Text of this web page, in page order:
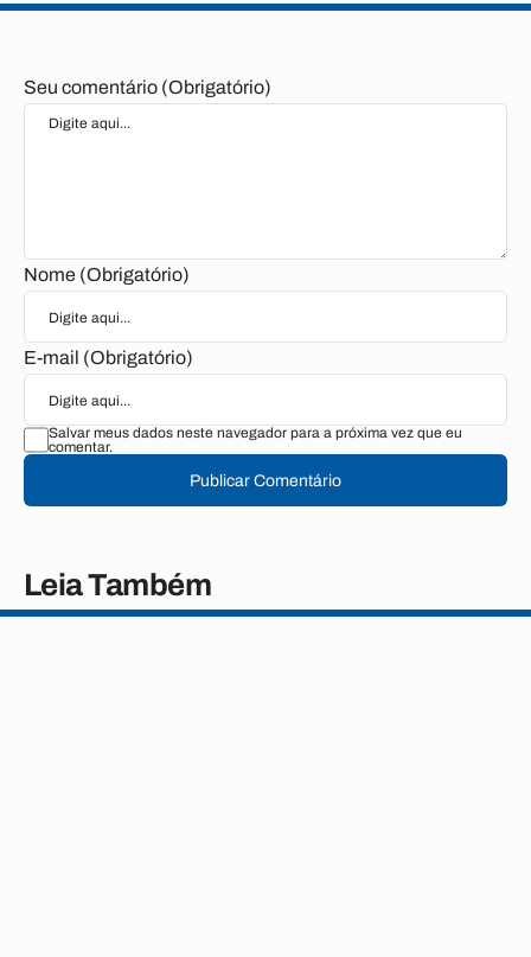
Seu comentário (Obrigatório)
Nome (Obrigatório)
E-mail (Obrigatório)
Salvar meus dados neste navegador para a próxima vez que eu
comentar.
Publicar Comentário
Leia Também